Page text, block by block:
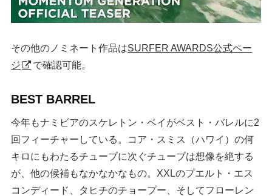
その他のノミネート作品はSURFER AWARDS公式ペー
ジ
で確認可能。
BEST BARREL
今年もナミビアのスケレトン・ベイがベスト・バレルに2
回フィーチャーしている。コア・スミス（ハワイ）の何
キロにもわたるチューブに次ぐチューブは想像を絶する
が、他の候補もなかなかなもの。XXLのプエルト・エス
コンディード、タヒチのチョープー、そしてフローレン